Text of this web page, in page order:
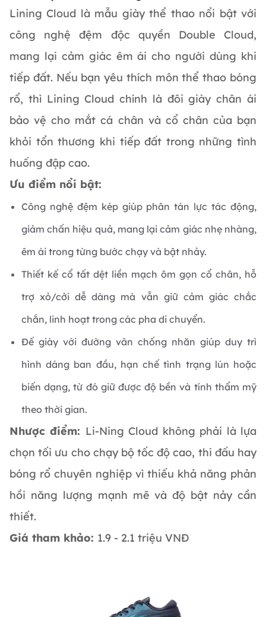
Lining Cloud là mẫu giày thể thao nổi bật với
công nghệ đệm độc quyền Double Cloud,
mang lại cảm giác êm ái cho người dùng khi
tiếp đất. Nếu bạn yêu thích môn thể thao bóng
rổ, thì Lining Cloud chính là đôi giày chân ái
bảo vệ cho mắt cá chân và cổ chân của bạn
khỏi tổn thương khi tiếp đất trong những tình
huống đập cao.
Ưu điểm nổi bật:
Công nghệ đệm kép giúp phân tán lực tác động,
giảm chấn hiệu quả, mang lại cảm giác nhẹ nhàng,
êm ái trong từng bước chạy và bật nhảy.
Thiết kế cổ tất dệt liền mạch ôm gọn cổ chân, hỗ
trợ xỏ/cởi dễ dàng mà vẫn giữ cảm giác chắc
chắn, linh hoạt trong các pha di chuyển.
Đế giày với đường vân chống nhăn giúp duy trì
hình dáng ban đầu, hạn chế tình trạng lún hoặc
biến dạng, từ đó giữ được độ bền và tính thẩm mỹ
theo thời gian.
Nhược điểm: Li-Ning Cloud không phải là lựa
chọn tối ưu cho chạy bộ tốc độ cao, thi đấu hay
bóng rổ chuyên nghiệp vì thiếu khả năng phản
hồi năng lượng mạnh mẽ và độ bật nảy cần
thiết.
Giá tham khảo: 1.9 - 2.1 triệu VNĐ